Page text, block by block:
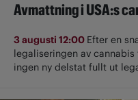
Avmattning i USA:s
3 augusti 12:00 Efter en
legaliseringen av
ingen ny delstat fullt ut